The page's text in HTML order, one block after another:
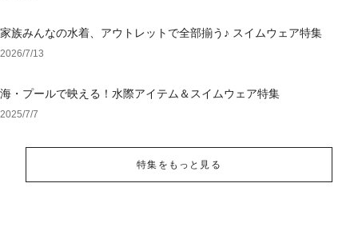
家族みんなの水着、アウトレットで全部揃う♪ スイムウェア特集
2026/7/13
海・プールで映える！水際アイテム＆スイムウェア特集
2025/7/7
特集をもっと見る